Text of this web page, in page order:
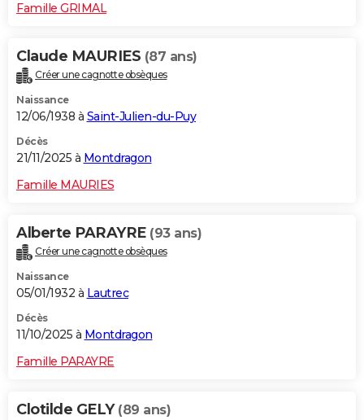
Famille GRIMAL
Claude MAURIES (87 ans)
Créer une cagnotte obsèques
Naissance
12/06/1938 à Saint-Julien-du-Puy
Décès
21/11/2025 à Montdragon
Famille MAURIES
Alberte PARAYRE (93 ans)
Créer une cagnotte obsèques
Naissance
05/01/1932 à Lautrec
Décès
11/10/2025 à Montdragon
Famille PARAYRE
Clotilde GELY (89 ans)